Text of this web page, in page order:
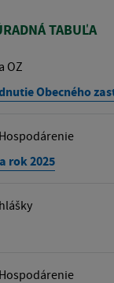
TABUĽA
OZ
Obecného
rok 2025